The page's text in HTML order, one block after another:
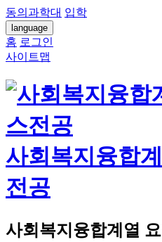
동의과학대 입학
language
홈 로그인
사이트맵
사회복지융합
전공
사회복지융합계열